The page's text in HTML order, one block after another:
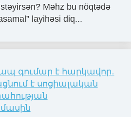
Məhz bu nöqtədə
layihəsi diq...
գումար է հարկավոր․
է սոցիալական